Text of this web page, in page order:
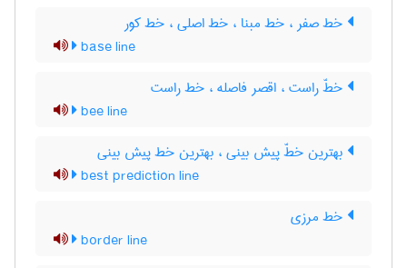
خط صفر ، خط مبنا ، خط اصلی ، خط کور
base line
خطّ راست ، اقصر فاصله ، خط راست
bee line
بهترین خطّ پیش بینی ، بهترین خط پیش بینی
best prediction line
خط مرزی
border line